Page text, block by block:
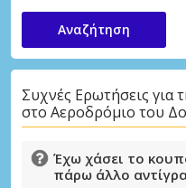
Αναζήτηση
Συχνές Ερωτήσεις για
στο Αεροδρόμιο του
Έχω χάσει το
πάρω άλλο